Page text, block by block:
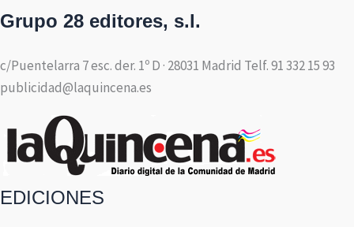
Grupo 28 editores, s.l.
c/Puentelarra 7 esc. der. 1º D · 28031 Madrid Telf. 91 332 15 93
publicidad@laquincena.es
EDICIONES